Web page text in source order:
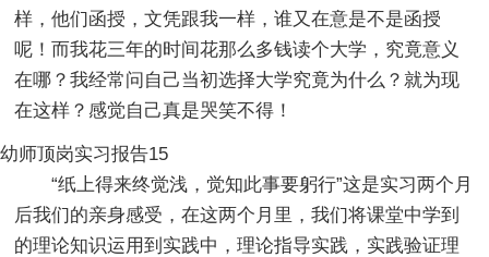
样，他们函授，文凭跟我一样，谁又在意是不是函授
呢！而我花三年的时间花那么多钱读个大学，究竟意义
在哪？我经常问自己当初选择大学究竟为什么？就为现
在这样？感觉自己真是哭笑不得！
幼师顶岗实习报告15
“纸上得来终觉浅，觉知此事要躬行”这是实习两个月
后我们的亲身感受，在这两个月里，我们将课堂中学到
的理论知识运用到实践中，理论指导实践，实践验证理